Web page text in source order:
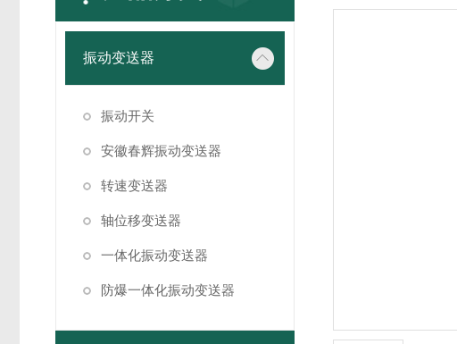
振动变送器
振动开关
安徽春辉振动变送器
转速变送器
轴位移变送器
一体化振动变送器
防爆一体化振动变送器